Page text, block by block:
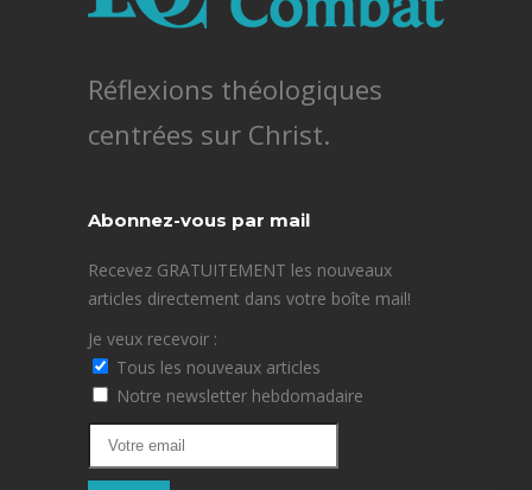
Réflexions théologiques
centrées sur Christ.
Abonnez-vous par mail
Recevez GRATUITEMENT les nouveaux
articles directement dans votre boîte mail!
Je veux recevoir :
Tous les nouveaux articles
Notre newsletter hebdomadaire